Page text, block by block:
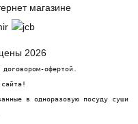
магазине
2026
офертой.
в одноразовую посуду суши